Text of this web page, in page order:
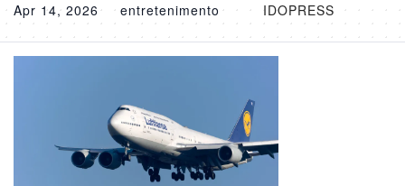
Apr 14, 2026 entretenimento IDOPRESS